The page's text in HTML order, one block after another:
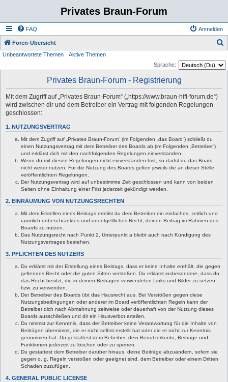
Privates Braun-Forum
FAQ Anmelden
Foren-Übersicht
Unbeantwortete Themen
Aktive Themen
Sprache:
Privates Braun-Forum - Registrierung
Mit dem Zugriff auf „Privates Braun-Forum“ („https://www.braun-hifi-forum.de“)
wird zwischen dir und dem Betreiber ein Vertrag mit folgenden Regelungen
geschlossen:
1. NUTZUNGSVERTRAG
Mit dem Zugriff auf „Privates Braun-Forum“ (im Folgenden „das Board“) schließt du
einen Nutzungsvertrag mit dem Betreiber des Boards ab (im Folgenden „Betreiber“)
und erklärst dich mit den nachfolgenden Regelungen einverstanden.
Wenn du mit diesen Regelungen nicht einverstanden bist, so darfst du das Board
nicht weiter nutzen. Für die Nutzung des Boards gelten jeweils die an dieser Stelle
veröffentlichten Regelungen.
Der Nutzungsvertrag wird auf unbestimmte Zeit geschlossen und kann von beiden
Seiten ohne Einhaltung einer Frist jederzeit gekündigt werden.
2. EINRÄUMUNG VON NUTZUNGSRECHTEN
Mit dem Erstellen eines Beitrags erteilst du dem Betreiber ein einfaches, zeitlich und
räumlich unbeschränktes und unentgeltliches Recht, deinen Beitrag im Rahmen des
Boards zu nutzen.
Das Nutzungsrecht nach Punkt 2, Unterpunkt a bleibt auch nach Kündigung des
Nutzungsvertrages bestehen.
3. PFLICHTEN DES NUTZERS
Du erklärst mit der Erstellung eines Beitrags, dass er keine Inhalte enthält, die gegen
geltendes Recht oder die guten Sitten verstoßen. Du erklärst insbesondere, dass du
das Recht besitzt, die in deinen Beiträgen verwendeten Links und Bilder zu setzen
bzw. zu verwenden.
Der Betreiber des Boards übt das Hausrecht aus. Bei Verstößen gegen diese
Nutzungsbedingungen oder anderer im Board veröffentlichten Regeln kann der
Betreiber dich nach Abmahnung zeitweise oder dauerhaft von der Nutzung dieses
Boards ausschließen und dir ein Hausverbot erteilen.
Du nimmst zur Kenntnis, dass der Betreiber keine Verantwortung für die Inhalte von
Beiträgen übernimmt, die er nicht selbst erstellt hat oder die er nicht zur Kenntnis
genommen hat. Du gestattest dem Betreiber, dein Benutzerkonto, Beiträge und
Funktionen jederzeit zu löschen oder zu sperren.
Du gestattest dem Betreiber darüber hinaus, deine Beiträge abzuändern, sofern sie
gegen o. g. Regeln verstoßen oder geeignet sind, dem Betreiber oder einem Dritten
Schaden zuzufügen.
4. GENERAL PUBLIC LICENSE